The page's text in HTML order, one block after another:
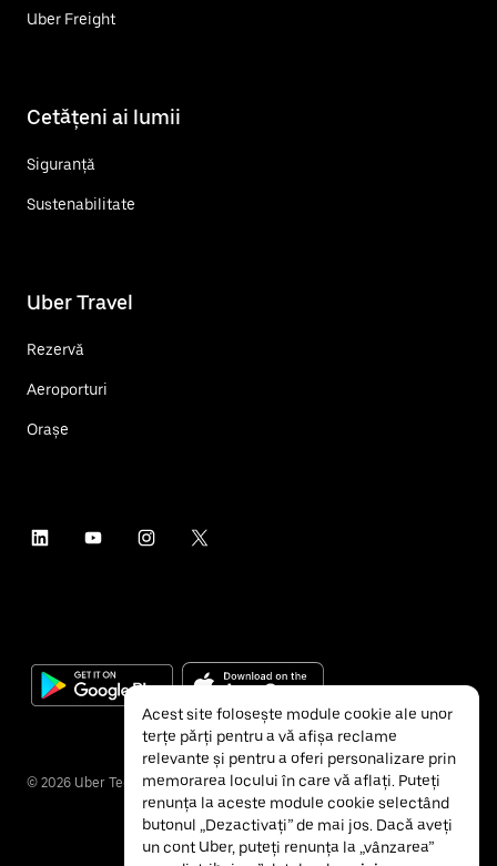
Uber Freight
Cetățeni ai lumii
Siguranță
Sustenabilitate
Uber Travel
Rezervă
Aeroporturi
Orașe
© 2026 Uber Technologies Inc.
Acest site folosește module cookie ale unor
terțe părți pentru a vă afișa reclame
relevante și pentru a oferi personalizare prin
memorarea locului în care vă aflați. Puteți
renunța la aceste module cookie selectând
butonul „Dezactivați” de mai jos. Dacă aveți
un cont Uber, puteți renunța la „vânzarea”